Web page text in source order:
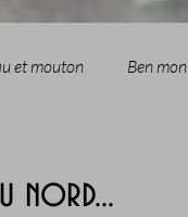
et mouton Ben
nord...